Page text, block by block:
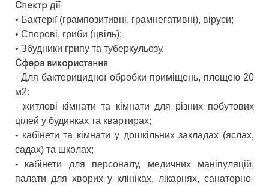
Спектр дії
• Бактерії (грампозитивні, грамнегативні), віруси;
• Спорові, гриби (цвіль);
• Збудники грипу та туберкульозу.
Сфера використання
- Для бактерицидної обробки приміщень, площею 20
м2:
- житлові кімнати та кімнати для різних побутових
цілей у будинках та квартирах;
- кабінети та кімнати у дошкільних закладах (яслах,
садах) та школах;
- кабінети для персоналу, медичних маніпуляцій,
палати для хворих у клініках, лікарнях, санаторно-